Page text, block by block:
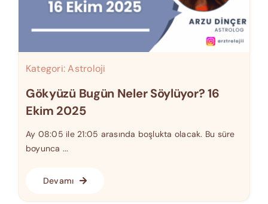
Kategori:Astroloji
Gökyüzü Bugün Neler Söylüyor? 16
Ekim 2025
Ay 08:05 ile 21:05 arasında boşlukta olacak. Bu süre
boyunca ...
Devamı